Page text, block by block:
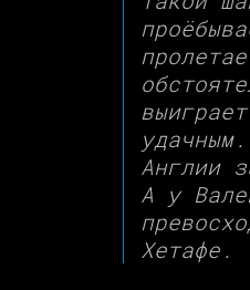
Англии
А у
Хетафе.